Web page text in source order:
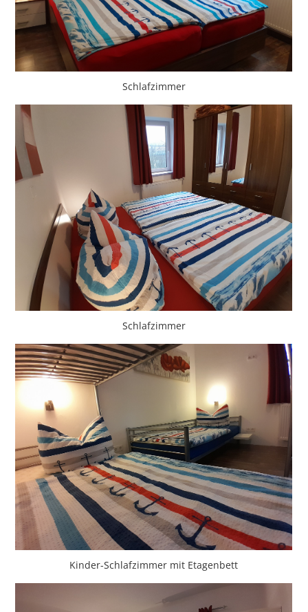
Schlafzimmer
Schlafzimmer
Kinder-Schlafzimmer mit Etagenbett